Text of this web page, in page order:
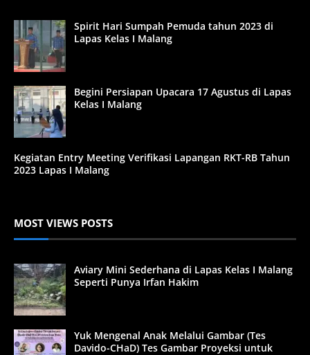
Spirit Hari Sumpah Pemuda tahun 2023 di
Lapas Kelas I Malang
Begini Persiapan Upacara 17 Agustus di Lapas
Kelas I Malang
Kegiatan Entry Meeting Verifikasi Lapangan RKT-RB Tahun
2023 Lapas I Malang
MOST VIEWS POSTS
Aviary Mini Sederhana di Lapas Kelas I Malang
Seperti Punya Irfan Hakim
Yuk Mengenal Anak Melalui Gambar (Tes
Davido-CHaD) Tes Gambar Proyeksi untuk